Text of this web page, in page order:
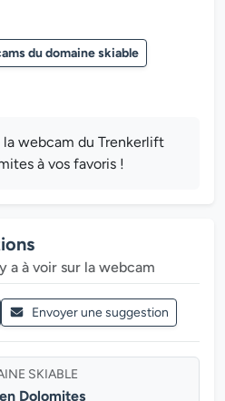
du domaine skiable
webcam du Trenkerlift
à vos favoris !
a à voir sur la webcam
Envoyer une suggestion
SKIABLE
Dolomites